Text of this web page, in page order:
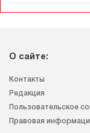
О сайте:
Контакты
Редакция
Пользовательское
Правовая